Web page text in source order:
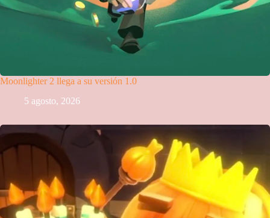
Moonlighter 2 llega a su versión 1.0
5 agosto, 2026